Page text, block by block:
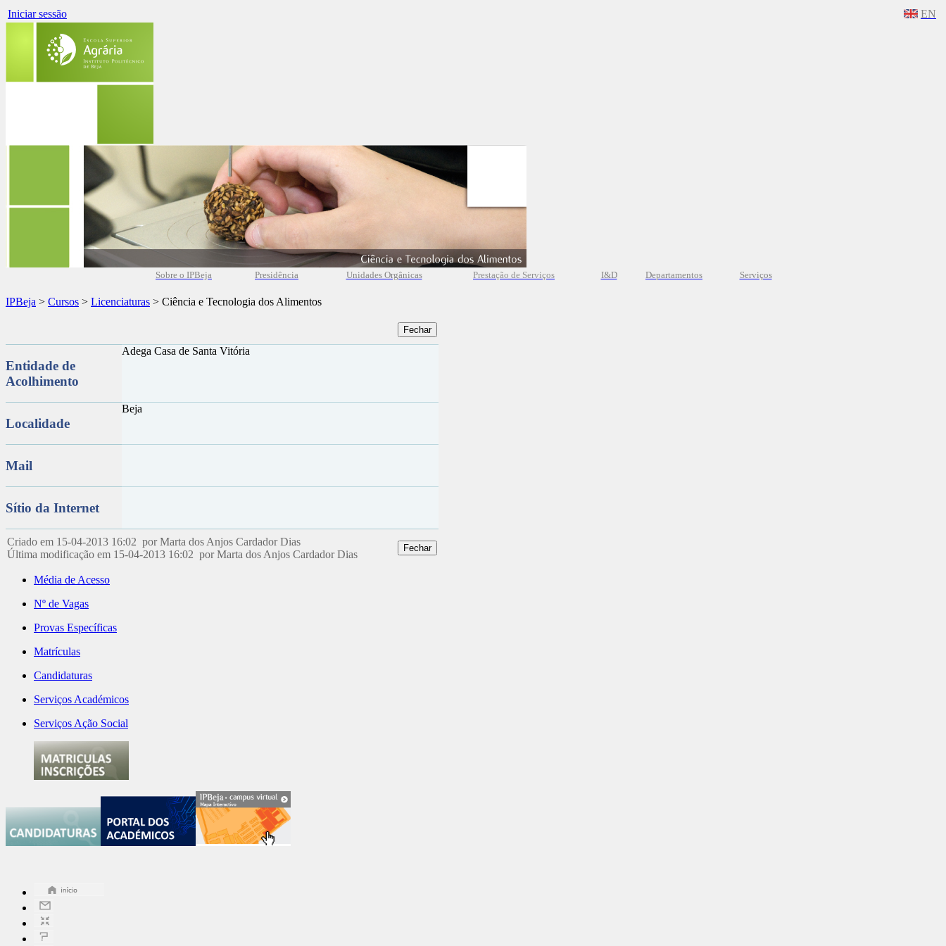
Iniciar sessão EN
Sobre o IPBeja Presidência Unidades Orgânicas Prestação de Serviços I&D Departamentos Serviços
IPBeja > Cursos > Licenciaturas > Ciência e Tecnologia dos Alimentos
Entidade de
Acolhimento
Adega Casa de Santa Vitória
Localidade
Beja
Mail
Sítio da Internet
Criado em 15-04-2013 16:02 por Marta dos Anjos Cardador Dias
Última modificação em 15-04-2013 16:02 por Marta dos Anjos Cardador Dias
Média de Acesso
Nº de Vagas
Provas Específicas
Matrículas
Candidaturas
Serviços Académicos
Serviços Ação Social